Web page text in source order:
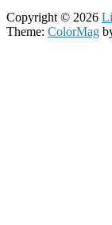
Copyright © 2026
Theme: ColorMag